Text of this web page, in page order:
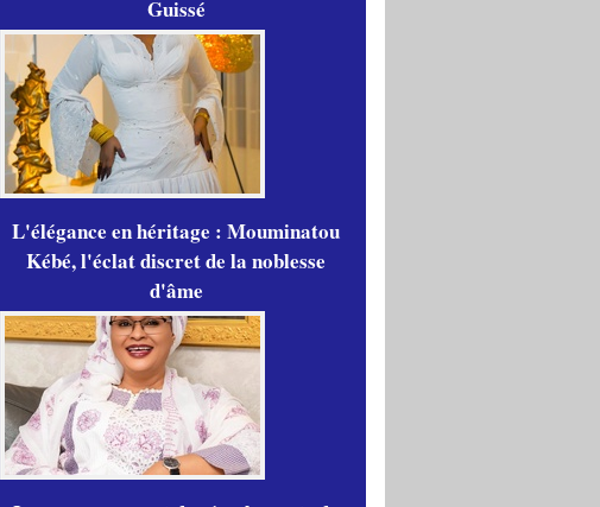
Guissé
L'élégance en héritage : Mouminatou
Kébé, l'éclat discret de la noblesse
d'âme